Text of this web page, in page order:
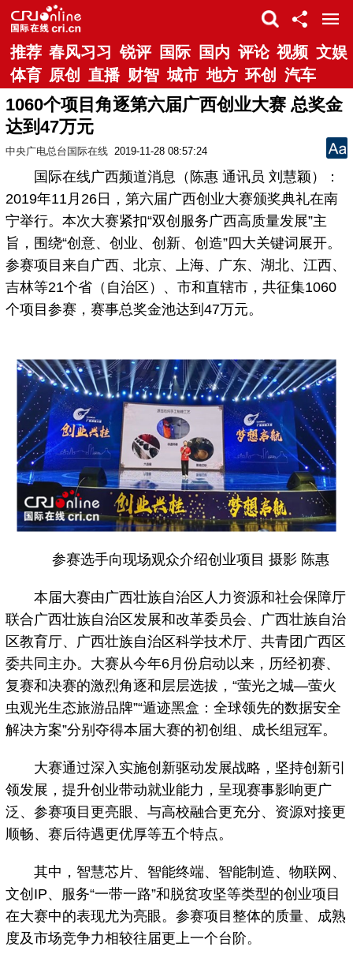
推荐 春风习习 锐评 国际 国内 评论 视频 文娱
体育 原创 直播 财智 城市 地方 环创 汽车
1060个项目角逐第六届广西创业大赛 总奖金
达到47万元
中央广电总台国际在线 2019-11-28 08:57:24
国际在线广西频道消息（陈惠 通讯员 刘慧颖）：
2019年11月26日，第六届广西创业大赛颁奖典礼在南
宁举行。本次大赛紧扣“双创服务广西高质量发展”主
旨，围绕“创意、创业、创新、创造”四大关键词展开。
参赛项目来自广西、北京、上海、广东、湖北、江西、
吉林等21个省（自治区）、市和直辖市，共征集1060
个项目参赛，赛事总奖金池达到47万元。
参赛选手向现场观众介绍创业项目 摄影 陈惠
本届大赛由广西壮族自治区人力资源和社会保障厅
联合广西壮族自治区发展和改革委员会、广西壮族自治
区教育厅、广西壮族自治区科学技术厅、共青团广西区
委共同主办。大赛从今年6月份启动以来，历经初赛、
复赛和决赛的激烈角逐和层层选拔，“萤光之城—萤火
虫观光生态旅游品牌”“遁迹黑盒：全球领先的数据安全
解决方案”分别夺得本届大赛的初创组、成长组冠军。
大赛通过深入实施创新驱动发展战略，坚持创新引
领发展，提升创业带动就业能力，呈现赛事影响更广
泛、参赛项目更亮眼、与高校融合更充分、资源对接更
顺畅、赛后待遇更优厚等五个特点。
其中，智慧芯片、智能终端、智能制造、物联网、
文创IP、服务“一带一路”和脱贫攻坚等类型的创业项目
在大赛中的表现尤为亮眼。参赛项目整体的质量、成熟
度及市场竞争力相较往届更上一个台阶。